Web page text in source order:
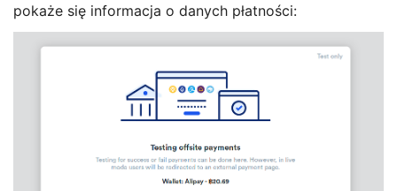
pokaże się informacja o danych płatności: